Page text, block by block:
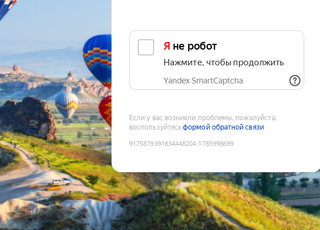
Я не робот
Нажмите, чтобы продолжить
Yandex SmartCaptcha
Если у вас возникли проблемы, пожалуйста,
воспользуйтесьформой обратной связи
9175879391834448204:1785998699